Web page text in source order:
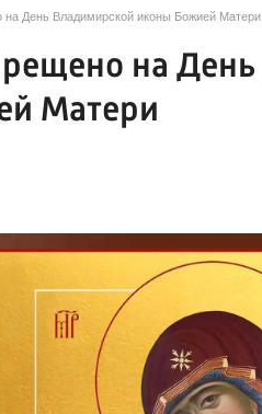
День Владимирской иконы Божией Матери
на День
Матери